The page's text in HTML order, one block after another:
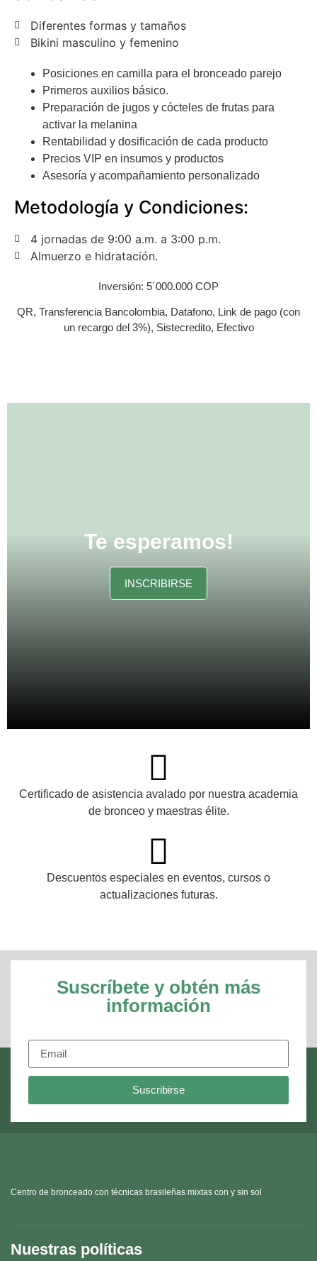
Diferentes formas y tamaños
Bikini masculino y femenino
Posiciones en camilla para el bronceado parejo
Primeros auxilios básico.
Preparación de jugos y cócteles de frutas para
activar la melanina
Rentabilidad y dosificación de cada producto
Precios VIP en insumos y productos
Asesoría y acompañamiento personalizado
Metodología y Condiciones:
4 jornadas de 9:00 a.m. a 3:00 p.m.
Almuerzo e hidratación.
Inversión: 5´000.000 COP
QR, Transferencia Bancolombia, Datafono, Link de pago (con
un recargo del 3%), Sistecredito, Efectivo
Te esperamos!
INSCRIBIRSE
Certificado de asistencia avalado por nuestra academia
de bronceo y maestras élite.
Descuentos especiales en eventos, cursos o
actualizaciones futuras.
Suscríbete y obtén más
información
Suscribirse
Centro de bronceado con técnicas brasileñas mixtas con y sin sol
Nuestras políticas